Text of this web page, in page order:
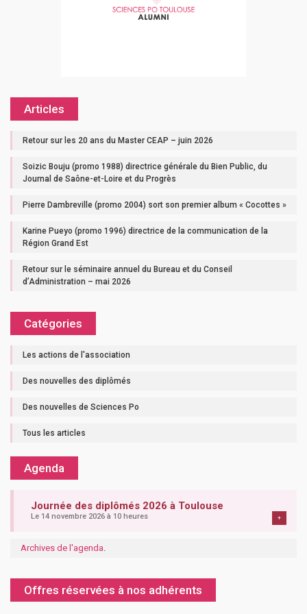
Articles
Retour sur les 20 ans du Master CEAP – juin 2026
Soizic Bouju (promo 1988) directrice générale du Bien Public, du
Journal de Saône-et-Loire et du Progrès
Pierre Dambreville (promo 2004) sort son premier album « Cocottes »
Karine Pueyo (promo 1996) directrice de la communication de la
Région Grand Est
Retour sur le séminaire annuel du Bureau et du Conseil
d’Administration – mai 2026
Catégories
Les actions de l'association
Des nouvelles des diplômés
Des nouvelles de Sciences Po
Tous les articles
Agenda
Journée des diplômés 2026 à Toulouse
Le 14 novembre 2026 à 10 heures +
Archives de l'agenda
Offres réservées à nos adhérents